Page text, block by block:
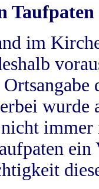
Taufpaten
im
wurde